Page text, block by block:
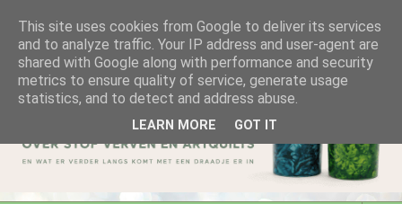
This site uses cookies from Google to deliver its services
and to analyze traffic. Your IP address and user-agent are
shared with Google along with performance and security
metrics to ensure quality of service, generate usage
statistics, and to detect and address abuse.
LEARN MORE GOT IT